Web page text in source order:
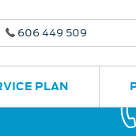
606 449 509
PLAN